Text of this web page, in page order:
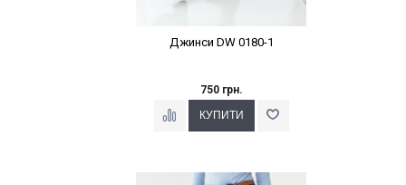
Джинси DW 0180-1
750 грн.
Наклейки Варіант з %